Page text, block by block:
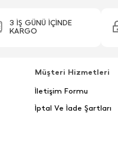
3 İŞ GÜNÜ İÇİNDE
KARGO
Müşteri Hizmetleri
İletişim Formu
İptal Ve İade Şartları